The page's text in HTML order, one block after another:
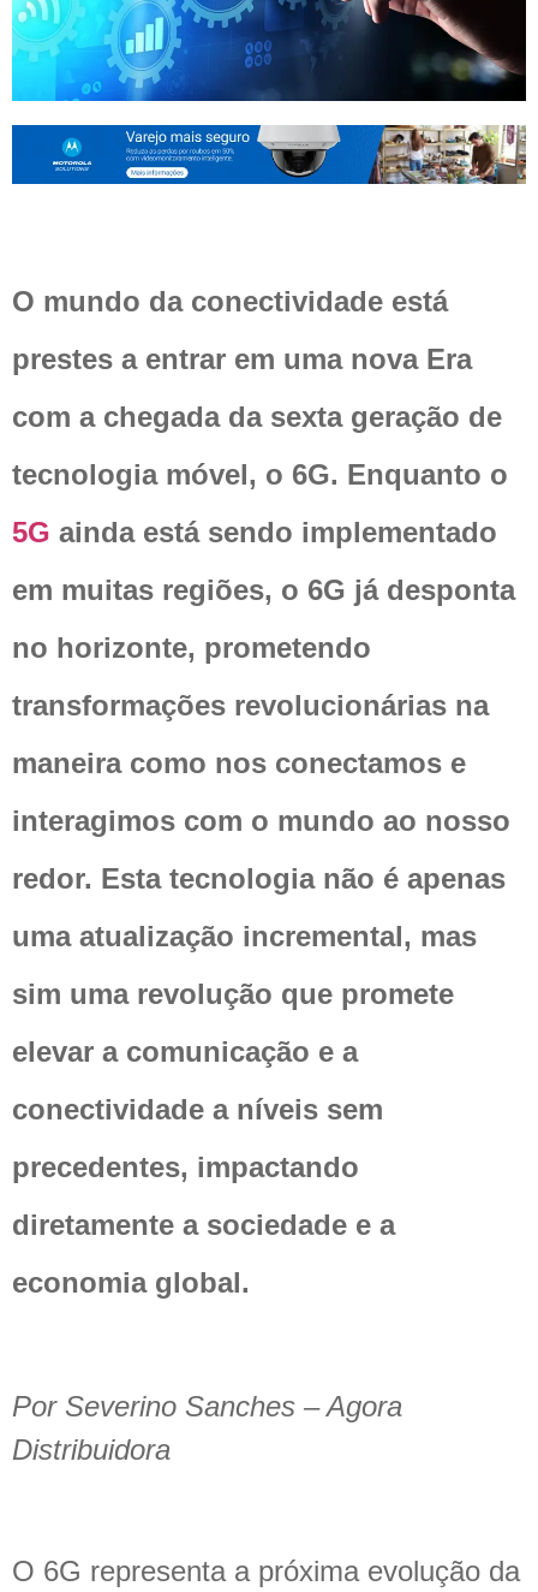
O mundo da conectividade está
prestes a entrar em uma nova Era
com a chegada da sexta geração de
tecnologia móvel, o 6G. Enquanto o
5G ainda está sendo implementado
em muitas regiões, o 6G já desponta
no horizonte, prometendo
transformações revolucionárias na
maneira como nos conectamos e
interagimos com o mundo ao nosso
redor. Esta tecnologia não é apenas
uma atualização incremental, mas
sim uma revolução que promete
elevar a comunicação e a
conectividade a níveis sem
precedentes, impactando
diretamente a sociedade e a
economia global.
Por Severino Sanches – Agora
Distribuidora
O 6G representa a próxima evolução da